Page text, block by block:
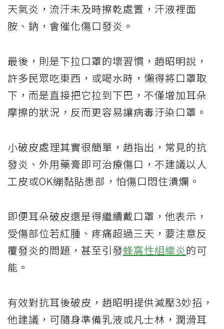
天氣炎，流汗未及時擦乾處置，汗液裡面
胺、鈉，會催化傷口發炎。
最後，則是下拉口罩的壞習慣，趙昭明說，
許多民眾吃東西，或喝水時，懶得將口罩取
下，而是直接把它拉到下巴，不僅增加耳朵
摩擦的狀況，反而更容易讓病毒汙染口罩。
小破皮處理其實很簡單，趙指出，常見的抗
發炎、外用藥膏即可治療傷口，不建議以人
工皮或OK繃黏貼患部，怕傷口悶住潰爛。
即便耳朵破皮還是得繼續戴口罩，他表示，
受傷部位若紅腫、疼痛超過三天，要注意反
覆發炎的問題，甚至引發蜂窩性組織炎的可
能。
有效對抗耳後破皮，趙昭明提供減壓3妙招，
他建議，可隨身準備乳液或凡士林，潤滑耳